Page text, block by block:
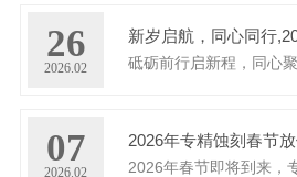
26
2026.02
07
2026.02
2026年专精蚀刻春节